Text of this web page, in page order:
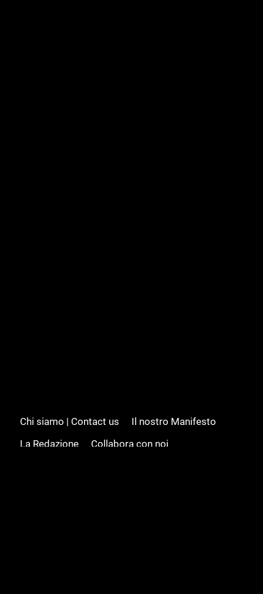
Chi siamo | Contact us
Il nostro Manifesto
La Redazione
Collabora con noi